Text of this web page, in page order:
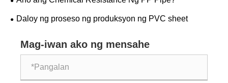
Daloy ng proseso ng produksyon ng PVC sheet
Mag-iwan ako ng mensahe